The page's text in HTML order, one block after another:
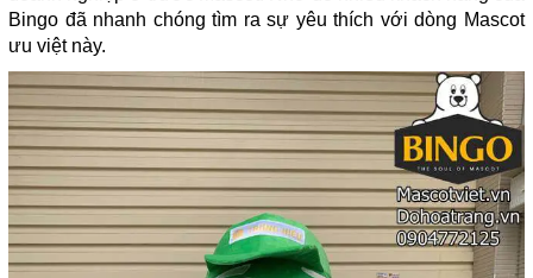
Bingo đã nhanh chóng tìm ra sự yêu thích với dòng Mascot
ưu việt này.